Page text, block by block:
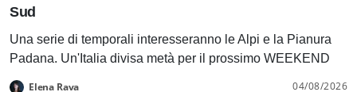
Sud
Una serie di temporali interesseranno le Alpi e la Pianura
Padana. Un'Italia divisa metà per il prossimo WEEKEND
Elena Rava 04/08/2026